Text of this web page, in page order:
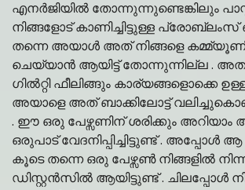
എനർജിയിൽ തോന്നുന്നുണ്ടെങ്കിലും
നിങ്ങളോട് കാണിച്ചിട്ടുള്ള
തന്നെ അയാൾ അത് നിങ്ങളെ
ചെയ്യാൻ ആയിട്ട് തോന്നുന്നില്ല .
ഗിൽറ്റി ഫീലിങ്ങും കാര്യങ്ങളൊക്കെ
അയാളെ അത് ബാക്കിലോട്ട്
. ഈ ഒരു പേഴ്സണിന് ശരിക്കും
ഒരുപാട് വേദനിപ്പിച്ചിട്ടുണ്ട് . അപ്പോൾ
കൂടെ തന്നെ ഒരു പേഴ്സൺ നിങ്ങളിൽ
ഡിസ്റ്റൻസിൽ ആയിട്ടുണ്ട് . ചിലപ്പോൾ